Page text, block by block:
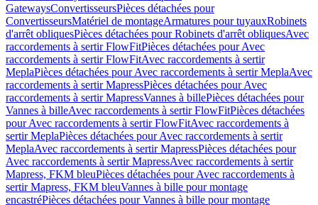
GatewaysConvertisseursPièces détachées pour
ConvertisseursMatériel de montageArmatures pour tuyauxRobinets
d'arrêt obliquesPièces détachées pour Robinets d'arrêt obliquesAvec
raccordements à sertir FlowFitPièces détachées pour Avec
raccordements à sertir FlowFitAvec raccordements à sertir
MeplaPièces détachées pour Avec raccordements à sertir MeplaAvec
raccordements à sertir MapressPièces détachées pour Avec
raccordements à sertir MapressVannes à billePièces détachées pour
Vannes à billeAvec raccordements à sertir FlowFitPièces détachées
pour Avec raccordements à sertir FlowFitAvec raccordements à
sertir MeplaPièces détachées pour Avec raccordements à sertir
MeplaAvec raccordements à sertir MapressPièces détachées pour
Avec raccordements à sertir MapressAvec raccordements à sertir
Mapress, FKM bleuPièces détachées pour Avec raccordements à
sertir Mapress, FKM bleuVannes à bille pour montage
encastréPièces détachées pour Vannes à bille pour montage